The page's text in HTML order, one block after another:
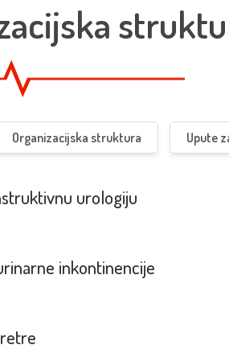
Organizacijska struktura Upute
urologiju
inkontinencije